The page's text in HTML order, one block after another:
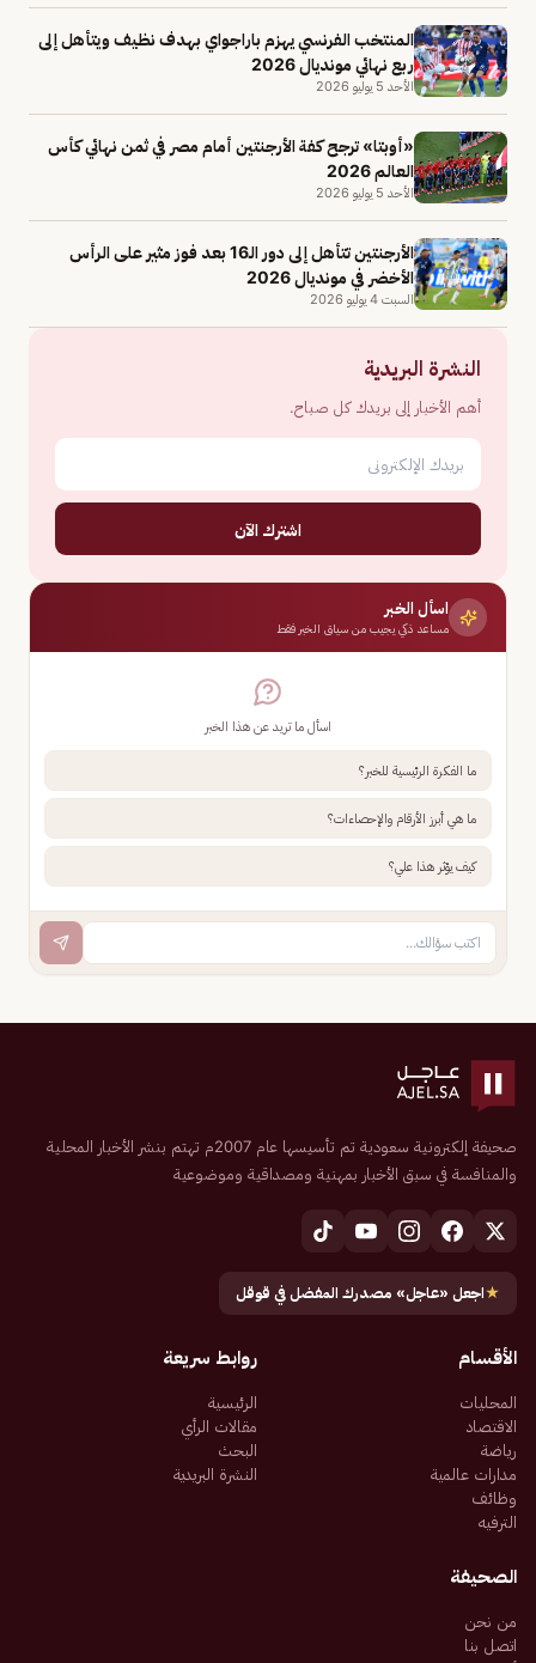
المنتخب الفرنسي يهزم باراجواي بهدف نظيف ويتأهل إلى
ربع نهائي مونديال 2026
الأحد 5 يوليو 2026
«أوبتا» ترجح كفة الأرجنتين أمام مصر في ثمن نهائي كأس
العالم 2026
الأحد 5 يوليو 2026
الأرجنتين تتأهل إلى دور الـ16 بعد فوز مثير على الرأس
الأخضر في مونديال 2026
السبت 4 يوليو 2026
النشرة البريدية
أهم الأخبار إلى بريدك كل صباح.
اشترك الآن
اسأل الخبر
مساعد ذكي يجيب من سياق الخبر فقط
اسأل ما تريد عن هذا الخبر
ما الفكرة الرئيسية للخبر؟
ما هي أبرز الأرقام والإحصاءات؟
كيف يؤثر هذا علي؟
صحيفة إلكترونية سعودية تم تأسيسها عام 2007م تهتم بنشر الأخبار المحلية
والمنافسة في سبق الأخبار بمهنية ومصداقية وموضوعية
★اجعل «عاجل» مصدرك المفضل في قوقل
الأقسام
المحليات
الاقتصاد
رياضة
مدارات عالمية
وظائف
الترفيه
روابط سريعة
الرئيسية
مقالات الرأي
البحث
النشرة البريدية
الصحيفة
من نحن
اتصل بنا